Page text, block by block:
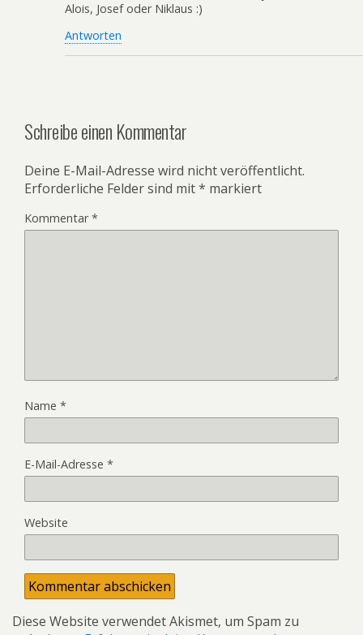
Alois, Josef oder Niklaus :)
Antworten
Schreibe einen Kommentar
Deine E-Mail-Adresse wird nicht veröffentlicht.
Erforderliche Felder sind mit* markiert
Kommentar*
Name *
E-Mail-Adresse *
Website
Diese Website verwendet Akismet, um Spam zu